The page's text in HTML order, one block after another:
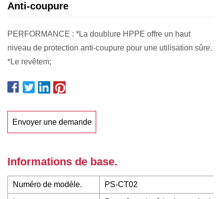
Anti-coupure
PERFORMANCE : *La doublure HPPE offre un haut
niveau de protection anti-coupure pour une utilisation sûre.
*Le revêtem;
Envoyer une demande
Informations de base.
Numéro de modèle. PS-CT02